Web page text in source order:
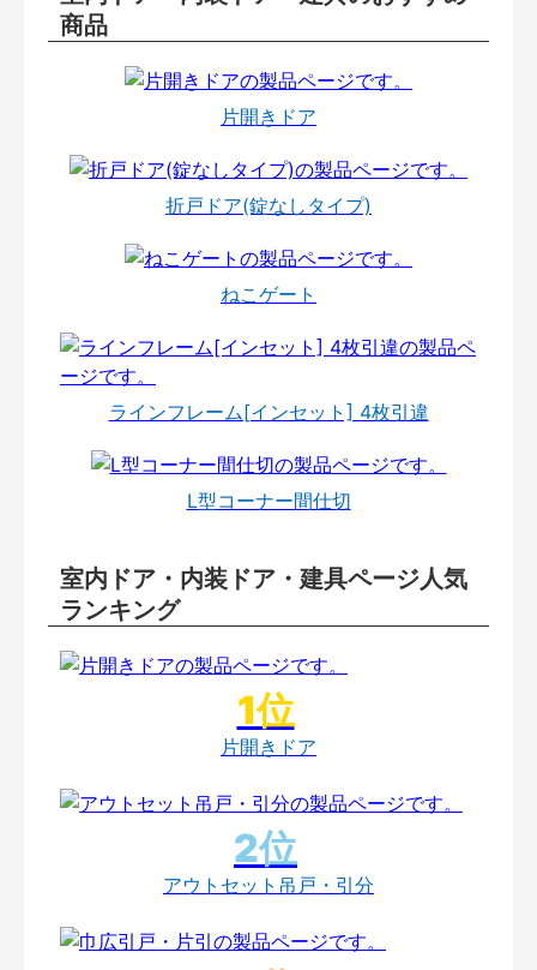
商品
片開きドア
折戸ドア(錠なしタイプ)
ねこゲート
ラインフレーム[インセット] 4枚引違
L型コーナー間仕切
室内ドア・内装ドア・建具ページ人気
ランキング
片開きドア
アウトセット吊戸・引分